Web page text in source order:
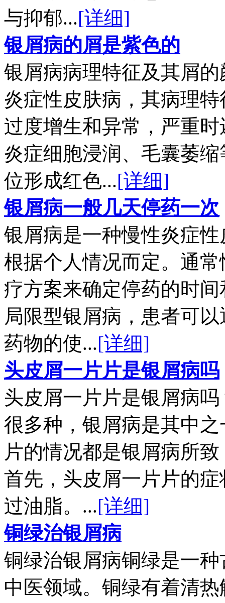
与抑郁...[详细]
银屑病的屑是紫色的
银屑病病理特征及其屑
炎症性皮肤病，其病理
过度增生和异常，严重
炎症细胞浸润、毛囊萎
位形成红色...[详细]
银屑病一般几天停药一次
银屑病是一种慢性炎症
根据个人情况而定。通
疗方案来确定停药的时
局限型银屑病，患者可
药物的使...[详细]
头皮屑一片片是银屑病吗
头皮屑一片片是银屑病
很多种，银屑病是其中
片的情况都是银屑病所
首先，头皮屑一片片的
过油脂。...[详细]
铜绿治银屑病
铜绿治银屑病铜绿是一
中医领域。铜绿有着清